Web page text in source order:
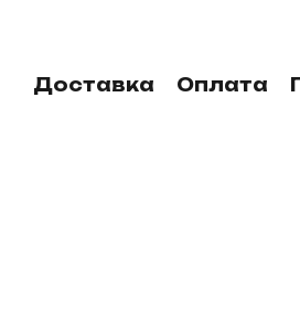
Доставка Оплата